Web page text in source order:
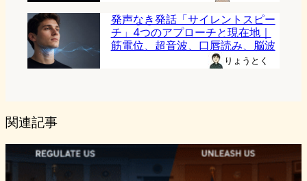
発声なき発話「サイレントスピー
チ」4つのアプローチと現在地｜
筋電位、超音波、口唇読み、脳波
りょうとく
関連記事